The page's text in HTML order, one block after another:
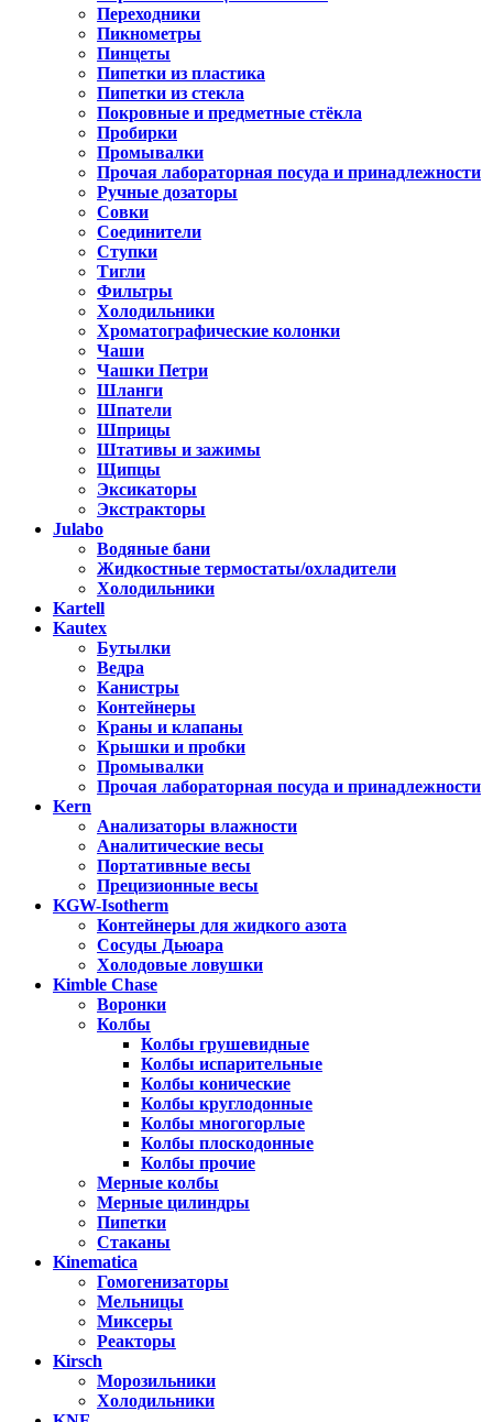
Переходники
Пикнометры
Пинцеты
Пипетки из пластика
Пипетки из стекла
Покровные и предметные стёкла
Пробирки
Промывалки
Прочая лабораторная посуда и принадлежности
Ручные дозаторы
Совки
Соединители
Ступки
Тигли
Фильтры
Холодильники
Хроматографические колонки
Чаши
Чашки Петри
Шланги
Шпатели
Шприцы
Штативы и зажимы
Щипцы
Эксикаторы
Экстракторы
Julabo
Водяные бани
Жидкостные термостаты/охладители
Холодильники
Kartell
Kautex
Бутылки
Ведра
Канистры
Контейнеры
Краны и клапаны
Крышки и пробки
Промывалки
Прочая лабораторная посуда и принадлежности
Kern
Анализаторы влажности
Аналитические весы
Портативные весы
Прецизионные весы
KGW-Isotherm
Контейнеры для жидкого азота
Сосуды Дьюара
Холодовые ловушки
Kimble Chase
Воронки
Колбы
Колбы грушевидные
Колбы испарительные
Колбы конические
Колбы круглодонные
Колбы многогорлые
Колбы плоскодонные
Колбы прочие
Мерные колбы
Мерные цилиндры
Пипетки
Стаканы
Kinematica
Гомогенизаторы
Мельницы
Миксеры
Реакторы
Kirsch
Морозильники
Холодильники